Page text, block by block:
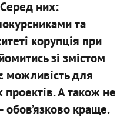
Серед них:
та
корупція при
зі змістом
можливість для
проектів. А також не
обов’язково краще.